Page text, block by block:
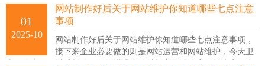
01
2025-10
网站制作好后关于网站维护你知道哪些七点注意
事项
网站制作好后关于网站维护你知道哪些七点注意事项，
接下来企业必要做的则是网站运营和网站维护，今天卫